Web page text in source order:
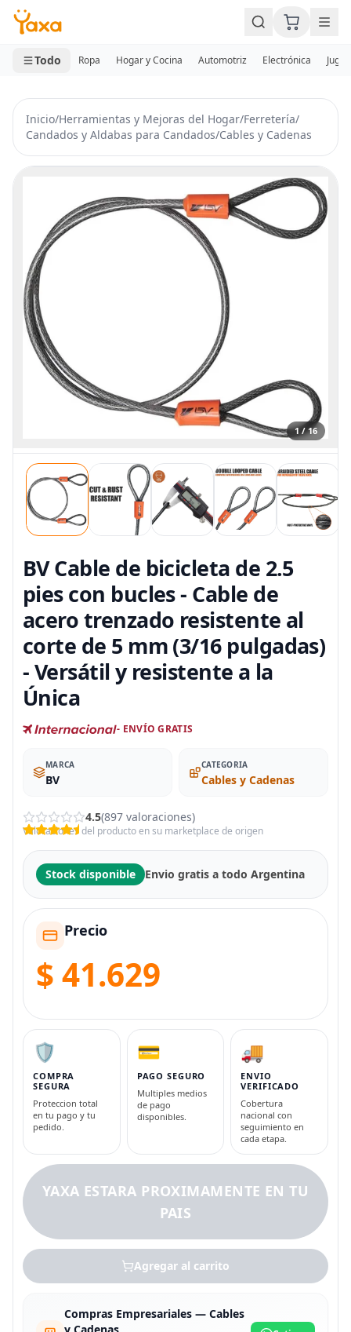
MINI CARRITO
0 productos
Todo Ropa Hogar y Cocina Automotriz Electrónica
Inicio/Herramientas y Mejoras del Hogar/Ferretería/
Candados y Aldabas para Candados/Cables y Cadenas
1 / 16
BV Cable de bicicleta de 2.5
pies con bucles - Cable de
acero trenzado resistente al
corte de 5 mm (3/16 pulgadas)
- Versátil y resistente a la
Única
- ENVÍO GRATIS
MARCA
BV
CATEGORIA
Cables y Cadenas
4.5(897 valoraciones)
Valoraciones del producto en su marketplace de origen
Stock disponible Envio gratis a todo Argentina
Precio
$ 41.629
🛡️
COMPRA
SEGURA
Proteccion total
en tu pago y tu
pedido.
💳
PAGO SEGURO
Multiples medios
de pago
disponibles.
🚚
ENVIO
VERIFICADO
Cobertura
nacional con
seguimiento en
cada etapa.
YAXA ESTARA PROXIMAMENTE EN TU
PAIS
Agregar al carrito
Compras Empresariales — Cables